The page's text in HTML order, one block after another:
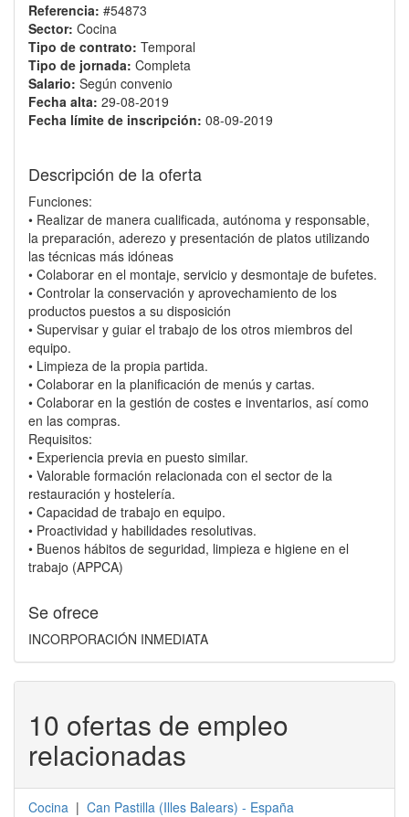
Referencia: #54873
Sector: Cocina
Tipo de contrato: Temporal
Tipo de jornada: Completa
Salario: Según convenio
Fecha alta: 29-08-2019
Fecha límite de inscripción: 08-09-2019
Descripción de la oferta
Funciones:
• Realizar de manera cualificada, autónoma y responsable,
la preparación, aderezo y presentación de platos utilizando
las técnicas más idóneas
• Colaborar en el montaje, servicio y desmontaje de bufetes.
• Controlar la conservación y aprovechamiento de los
productos puestos a su disposición
• Supervisar y guiar el trabajo de los otros miembros del
equipo.
• Limpieza de la propia partida.
• Colaborar en la planificación de menús y cartas.
• Colaborar en la gestión de costes e inventarios, así como
en las compras.
Requisitos:
• Experiencia previa en puesto similar.
• Valorable formación relacionada con el sector de la
restauración y hostelería.
• Capacidad de trabajo en equipo.
• Proactividad y habilidades resolutivas.
• Buenos hábitos de seguridad, limpieza e higiene en el
trabajo (APPCA)
Se ofrece
INCORPORACIÓN INMEDIATA
10 ofertas de empleo
relacionadas
Cocina | Can Pastilla (Illes Balears) - España